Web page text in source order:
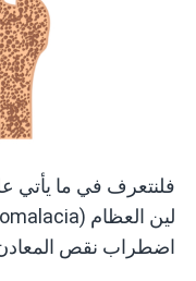
فلنتعرف في ما يأتي
اضطراب نقص